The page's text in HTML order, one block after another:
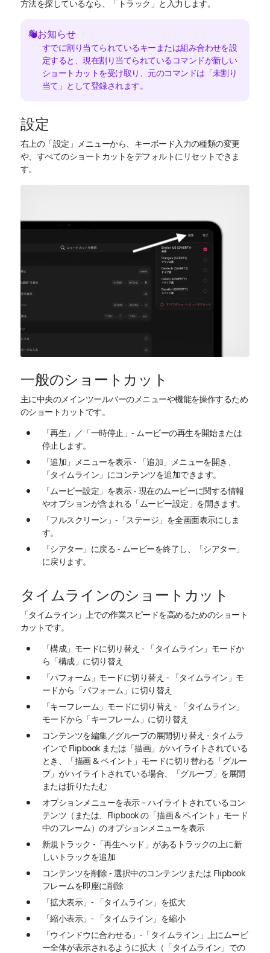
方法を探しているなら、「トラック」と入力します。
お知らせ
すでに割り当てられているキーまたは組み合わせを設
定すると、現在割り当てられているコマンドが新しい
ショートカットを受け取り、元のコマンドは「未割り
当て」として登録されます。
設定
右上の「設定」メニューから、キーボード入力の種類の変更
や、すべてのショートカットをデフォルトにリセットできま
す。
一般のショートカット
主に中央のメインツールバーのメニューや機能を操作するため
のショートカットです。
「再生」／「一時停止」- ムービーの再生を開始または
停止します。
「追加」メニューを表示 - 「追加」メニューを開き、
「タイムライン」にコンテンツを追加できます。
「ムービー設定」を表示 - 現在のムービーに関する情報
やオプションが含まれる「ムービー設定」を開きます。
「フルスクリーン」-「ステージ」を全画面表示にしま
す。
「シアター」に戻る - ムービーを終了し、「シアター」
に戻ります。
タイムラインのショートカット
「タイムライン」上での作業スピードを高めるためのショート
カットです。
「構成」モードに切り替え - 「タイムライン」モードか
ら「構成」に切り替え
「パフォーム」モードに切り替え - 「タイムライン」モ
ードから「パフォーム」に切り替え
「キーフレーム」モードに切り替え - 「タイムライン」
モードから「キーフレーム」に切り替え
コンテンツを編集／グループの展開切り替え - タイムラ
インで Flipbook または「描画」がハイライトされている
とき、「描画 & ペイント」モードに切り替わる「グルー
プ」がハイライトされている場合、「グループ」を展開
または折りたたむ
オプションメニューを表示 – ハイライトされているコン
テンツ（または、Flipbook の「描画 & ペイント」モード
中のフレーム）のオプションメニューを表示
新規トラック -「再生ヘッド」があるトラックの上に新
しいトラックを追加
コンテンツを削除 - 選択中のコンテンツまたは Flipbook
フレームを即座に削除
「拡大表示」- 「タイムライン」を拡大
「縮小表示」- 「タイムライン」を縮小
「ウインドウに合わせる」-「タイムライン」上にムービ
ー全体が表示されるように拡大（「タイムライン」での